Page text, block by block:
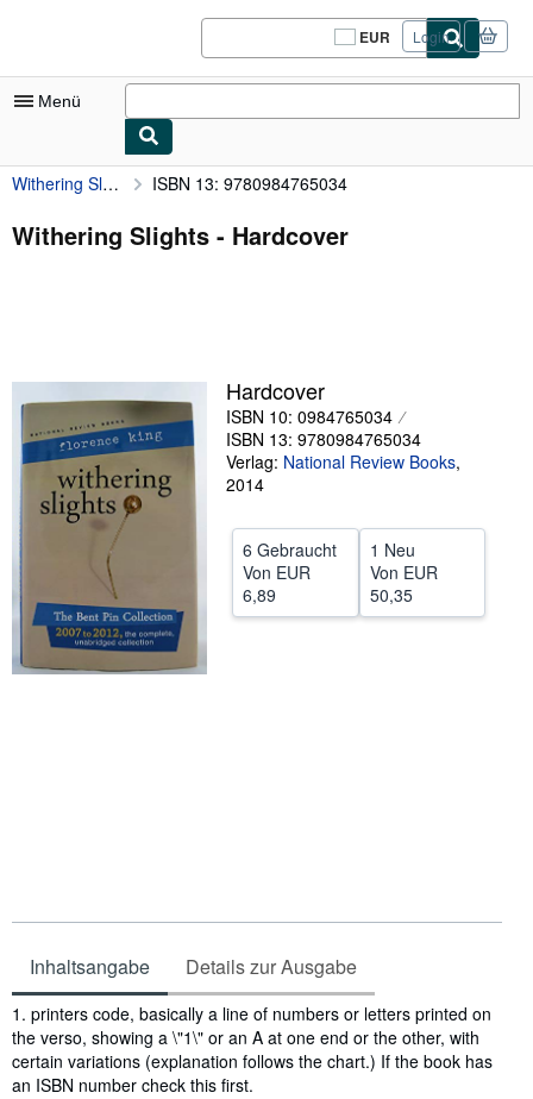
EUR
Seite
der
Login
Menü
Nutzerkonto
Meine Bestellungen
Antiquarische Bücher
Kunst & Sammlerstücke
Verkäufer
Verkäufer werden
SCHLIESSEN
Withering Slights ISBN 13: 9780984765034
Withering Slights - Hardcover
Hardcover
ISBN 10: 0984765034
ISBN 13: 9780984765034
Verlag: National Review Books,
2014
6 Gebraucht
Von EUR
6,89
1 Neu
Von EUR
50,35
Inhaltsangabe Details zur Ausgabe
Inhaltsangabe
1. printers code, basically a line of numbers or letters printed on
the verso, showing a \"1\" or an A at one end or the other, with
certain variations (explanation follows the chart.) If the book has
an ISBN number check this first.